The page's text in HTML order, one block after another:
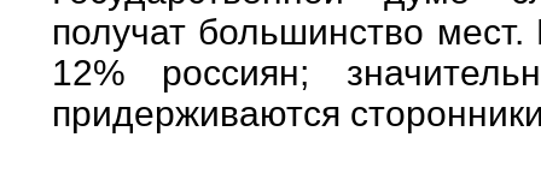
получат большинство мест.
12% россиян;
придерживаются